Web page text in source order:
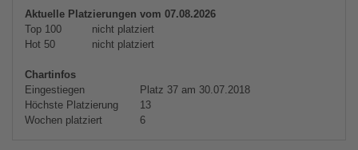
Aktuelle Platzierungen vom 07.08.2026
Top 100
nicht platziert
Hot 50
nicht platziert
Chartinfos
Eingestiegen
Platz 37 am 30.07.2018
Höchste Platzierung
13
Wochen platziert
6